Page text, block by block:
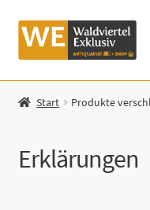
Zur
Navigation
Zum
Inhalt
Startseite
Mein Konto
Start Produkte
Erklärungen